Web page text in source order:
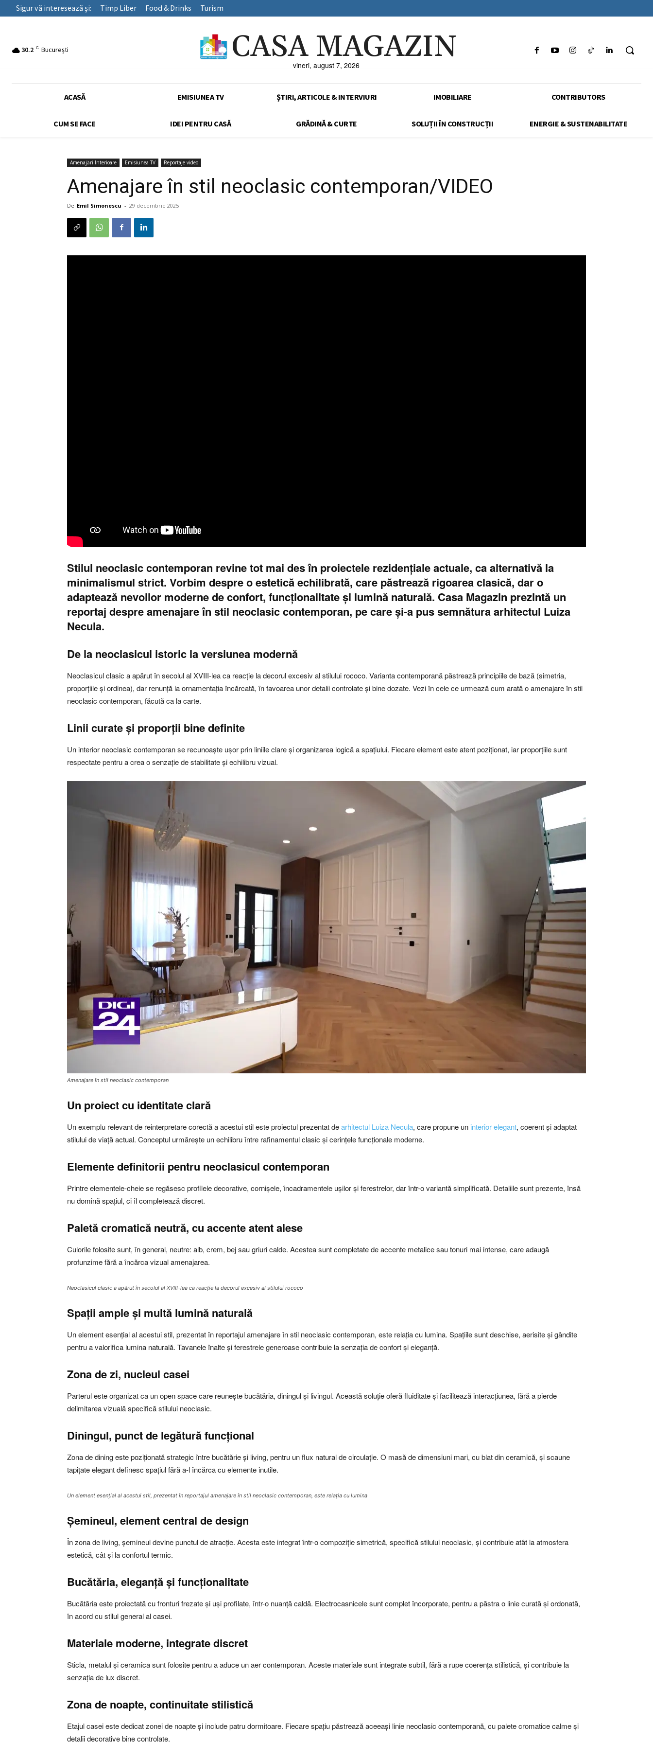
Sigur vă interesează și: Timp Liber Food & Drinks Turism
30.2 C București CASA MAGAZIN
vineri, august 7, 2026
ACASĂ EMISIUNEA TV ȘTIRI, ARTICOLE & INTERVIURI IMOBILIARE CONTRIBUTORS
CUM SE FACE IDEI PENTRU CASĂ GRĂDINĂ & CURTE SOLUȚII ÎN CONSTRUCȚII ENERGIE & SUSTENABILITATE
Amenajări Interioare Emisiunea TV Reportaje video
Amenajare în stil neoclasic contemporan/VIDEO
De Emil Simonescu - 29 decembrie 2025
Stilul neoclasic contemporan revine tot mai des în proiectele rezidențiale actuale, ca alternativă la
minimalismul strict. Vorbim despre o estetică echilibrată, care păstrează rigoarea clasică, dar o
adaptează nevoilor moderne de confort, funcționalitate și lumină naturală. Casa Magazin prezintă un
reportaj despre amenajare în stil neoclasic contemporan, pe care și-a pus semnătura arhitectul Luiza
Necula.
De la neoclasicul istoric la versiunea modernă
Neoclasicul clasic a apărut în secolul al XVIII-lea ca reacție la decorul excesiv al stilului rococo. Varianta contemporană păstrează principiile de bază (simetria,
proporțiile și ordinea), dar renunță la ornamentația încărcată, în favoarea unor detalii controlate și bine dozate. Vezi în cele ce urmează cum arată o amenajare în stil
neoclasic contemporan, făcută ca la carte.
Linii curate și proporții bine definite
Un interior neoclasic contemporan se recunoaște ușor prin liniile clare și organizarea logică a spațiului. Fiecare element este atent poziționat, iar proporțiile sunt
respectate pentru a crea o senzație de stabilitate și echilibru vizual.
Amenajare în stil neoclasic contemporan
Un proiect cu identitate clară
Un exemplu relevant de reinterpretare corectă a acestui stil este proiectul prezentat dearhitectul Luiza Necula, care propune un interior elegant, coerent și adaptat
stilului de viață actual. Conceptul urmărește un echilibru între rafinamentul clasic și cerințele funcționale moderne.
Elemente definitorii pentru neoclasicul contemporan
Printre elementele-cheie se regăsesc profilele decorative, cornișele, încadramentele ușilor și ferestrelor, dar într-o variantă simplificată. Detaliile sunt prezente, însă
nu domină spațiul, ci îl completează discret.
Paletă cromatică neutră, cu accente atent alese
Culorile folosite sunt, în general, neutre: alb, crem, bej sau griuri calde. Acestea sunt completate de accente metalice sau tonuri mai intense, care adaugă
profunzime fără a încărca vizual amenajarea.
Neoclasicul clasic a apărut în secolul al XVIII-lea ca reacție la decorul excesiv al stilului rococo
Spații ample și multă lumină naturală
Un element esențial al acestui stil, prezentat în reportajul amenajare în stil neoclasic contemporan, este relația cu lumina. Spațiile sunt deschise, aerisite și gândite
pentru a valorifica lumina naturală. Tavanele înalte și ferestrele generoase contribuie la senzația de confort și eleganță.
Zona de zi, nucleul casei
Parterul este organizat ca un open space care reunește bucătăria, diningul și livingul. Această soluție oferă fluiditate și facilitează interacțiunea, fără a pierde
delimitarea vizuală specifică stilului neoclasic.
Diningul, punct de legătură funcțional
Zona de dining este poziționată strategic între bucătărie și living, pentru un flux natural de circulație. O masă de dimensiuni mari, cu blat din ceramică, și scaune
tapițate elegant definesc spațiul fără a-l încărca cu elemente inutile.
Un element esențial al acestui stil, prezentat în reportajul amenajare în stil neoclasic contemporan, este relația cu lumina
Șemineul, element central de design
În zona de living, șemineul devine punctul de atracție. Acesta este integrat într-o compoziție simetrică, specifică stilului neoclasic, și contribuie atât la atmosfera
estetică, cât și la confortul termic.
Bucătăria, eleganță și funcționalitate
Bucătăria este proiectată cu fronturi frezate și uși profilate, într-o nuanță caldă. Electrocasnicele sunt complet încorporate, pentru a păstra o linie curată și ordonată,
în acord cu stilul general al casei.
Materiale moderne, integrate discret
Sticla, metalul și ceramica sunt folosite pentru a aduce un aer contemporan. Aceste materiale sunt integrate subtil, fără a rupe coerența stilistică, și contribuie la
senzația de lux discret.
Zona de noapte, continuitate stilistică
Etajul casei este dedicat zonei de noapte și include patru dormitoare. Fiecare spațiu păstrează aceeași linie neoclasic contemporană, cu palete cromatice calme și
detalii decorative bine controlate.